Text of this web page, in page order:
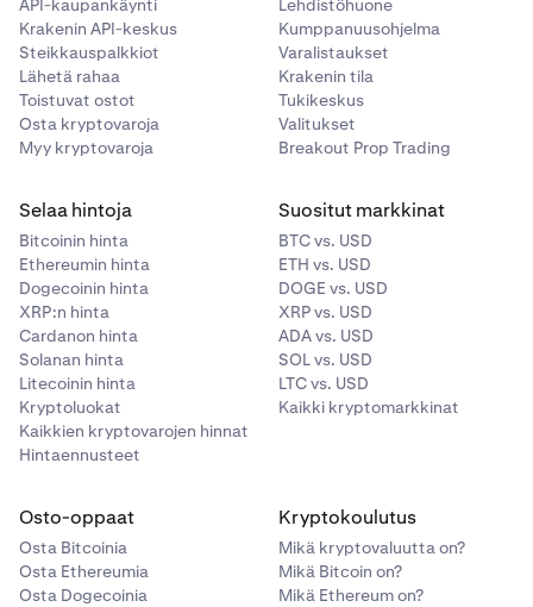
API-kaupankäynti
Krakenin API-keskus
Steikkauspalkkiot
Lähetä rahaa
Toistuvat ostot
Osta kryptovaroja
Myy kryptovaroja
Lehdistöhuone
Kumppanuusohjelma
Varalistaukset
Krakenin tila
Tukikeskus
Valitukset
Breakout Prop Trading
Selaa hintoja
Bitcoinin hinta
Ethereumin hinta
Dogecoinin hinta
XRP:n hinta
Cardanon hinta
Solanan hinta
Litecoinin hinta
Kryptoluokat
Kaikkien kryptovarojen hinnat
Hintaennusteet
Suositut markkinat
BTC vs. USD
ETH vs. USD
DOGE vs. USD
XRP vs. USD
ADA vs. USD
SOL vs. USD
LTC vs. USD
Kaikki kryptomarkkinat
Osto-oppaat
Osta Bitcoinia
Osta Ethereumia
Osta Dogecoinia
Kryptokoulutus
Mikä kryptovaluutta on?
Mikä Bitcoin on?
Mikä Ethereum on?